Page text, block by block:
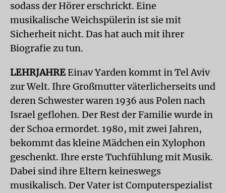
sodass der Hörer erschrickt. Eine
musikalische Weichspülerin ist sie mit
Sicherheit nicht. Das hat auch mit ihrer
Biografie zu tun.
LEHRJAHREEinav Yarden kommt in Tel Aviv
zur Welt. Ihre Großmutter väterlicherseits und
deren Schwester waren 1936 aus Polen nach
Israel geflohen. Der Rest der Familie wurde in
der Schoa ermordet. 1980, mit zwei Jahren,
bekommt das kleine Mädchen ein Xylophon
geschenkt. Ihre erste Tuchfühlung mit Musik.
Dabei sind ihre Eltern keineswegs
musikalisch. Der Vater ist Computerspezialist